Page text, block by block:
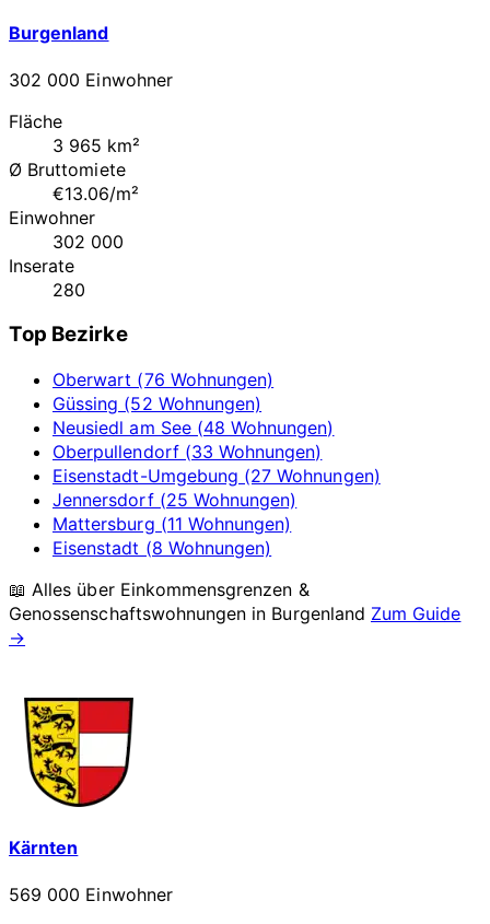
Burgenland
302 000 Einwohner
Fläche
3 965 km²
Ø Bruttomiete
€13.06/m²
Einwohner
302 000
Inserate
280
Top Bezirke
Oberwart (76 Wohnungen)
Güssing (52 Wohnungen)
Neusiedl am See (48 Wohnungen)
Oberpullendorf (33 Wohnungen)
Eisenstadt-Umgebung (27 Wohnungen)
Jennersdorf (25 Wohnungen)
Mattersburg (11 Wohnungen)
Eisenstadt (8 Wohnungen)
📖 Alles über Einkommensgrenzen &
Genossenschaftswohnungen in Burgenland Zum Guide
→
Kärnten
569 000 Einwohner